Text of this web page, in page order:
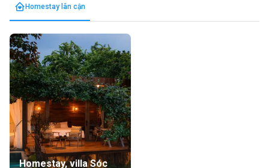
Homestay lân cận
Homestay, villa Sóc